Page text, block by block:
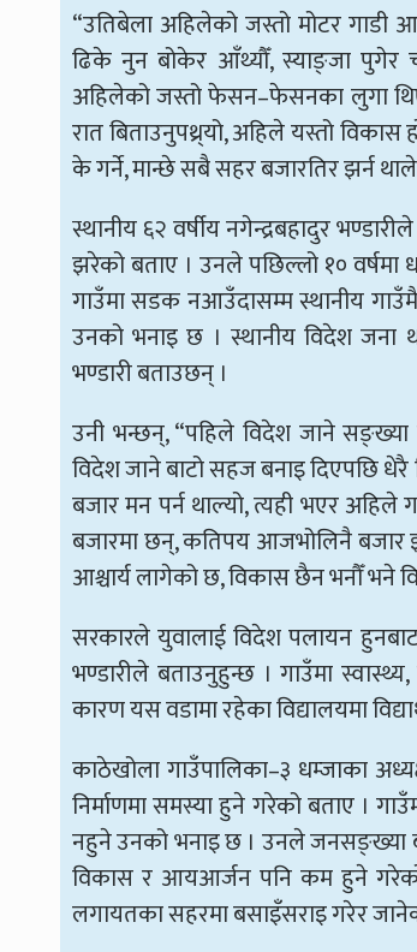
“उतिबेला अहिलेको जस्तो मोटर
ढिके नुन बोकेर आँथ्यौँ, स्याङ्जा पुगेर
अहिलेको जस्तो फेसन–फेसनका लुगा
रात बिताउनुपथ्र्यो, अहिले यस्तो
के गर्ने, मान्छे सबै सहर बजारतिर झर्न
स्थानीय ६२ वर्षीय नगेन्द्रबहादुर
झरेको बताए । उनले पछिल्लो १० वर्षमा
गाउँमा सडक नआउँदासम्म स्थानीय
उनको भनाइ छ । स्थानीय विदेश जना
भण्डारी बताउछन् ।
उनी भन्छन्, “पहिले विदेश जाने सङ्ख्या
विदेश जाने बाटो सहज बनाइ दिएपछि
बजार मन पर्न थाल्यो, त्यही भएर
बजारमा छन्, कतिपय आजभोलिनै बजार
आश्चार्य लागेको छ, विकास छैन भनौँ भने
सरकारले युवालाई विदेश पलायन
भण्डारीले बताउनुहुन्छ । गाउँमा
कारण यस वडामा रहेका विद्यालयमा
काठेखोला गाउँपालिका–३ धम्जाका
निर्माणमा समस्या हुने गरेको बताए ।
नहुने उनको भनाइ छ । उनले जनसङ्ख्या
विकास र आयआर्जन पनि कम हुने
लगायतका सहरमा बसाइँसराइ गरेर